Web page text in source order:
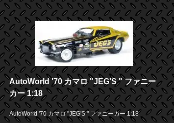
AutoWorld '70 カマロ "JEG'S " ファニー
カー 1:18
AutoWorld '70 カマロ "JEG'S " ファニーカー 1:18